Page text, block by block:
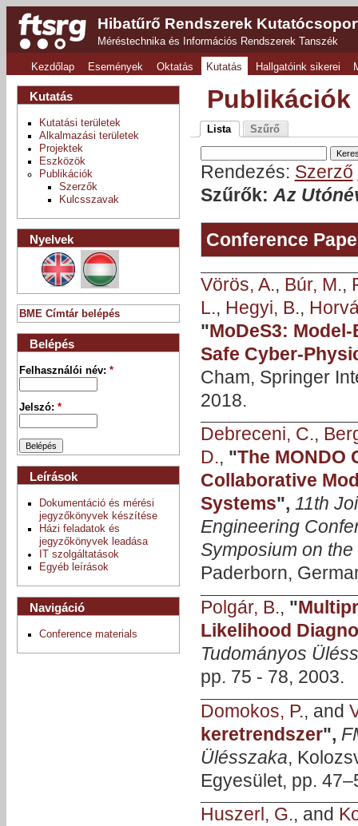
Hibatűrő Rendszerek
Méréstechnika és Információs Rendszerek Tanszék
Kezdőlap Események Oktatás Kutatás Hallgatóink sikerei
Publikációk
Lista Szűrő
Rendezés: Szerző
Szűrők:Az
Conference
Vörös, A., Búr, M.,
L., Hegyi, B.,
"MoDeS3:
Safe Cyber-
Cham, Springer
2018.
Debreceni, C.,
D., "The MONDO
Collaborative
Systems", 11th
Engineering
Symposium on
Paderborn,
Polgár, B., "
Likelihood
Tudományos
pp. 75 - 78, 2003.
Domokos, P., and
keretrendszer",
Ülésszaka,
Egyesület, pp.
Huszerl, G., and
Kutatás
Kutatási területek
Alkalmazási területek
Projektek
Eszközök
Publikációk
Szerzők
Kulcsszavak
Nyelvek
BME Címtár belépés
Belépés
Felhasználói név:*
Jelszó:*
Leírások
Dokumentáció és mérési
jegyzőkönyvek készítése
Házi feladatok és
jegyzőkönyvek leadása
IT szolgáltatások
Egyéb leírások
Navigáció
Conference materials